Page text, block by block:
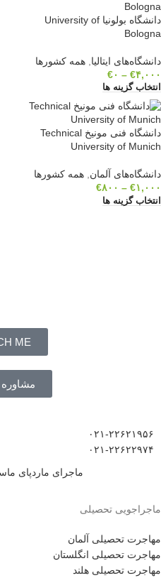
دانشگاه بولونیا University of
Bologna
دانشگاه‌های ایتالیا همه کشورها
€۴,۰۰۰ –
€۰
انتخاب گزینه ها
دانشگاه فنی مونیخ Technical
University of Munich
دانشگاه‌های آلمان, همه کشورها
€۱,۰۰۰ –
€۸۰۰
انتخاب گزینه ها
ME
مشاوره
۰۲۱-۲۲۶۲۱۹۵۶
۰۲۱-۲۲۶۲۲۹۷۴
ماجرای ماردپای ما
ماجراجویی تحصیلی
مهاجرت تحصیلی آلمان
مهاجرت تحصیلی انگلستان
مهاجرت تحصیلی هلند